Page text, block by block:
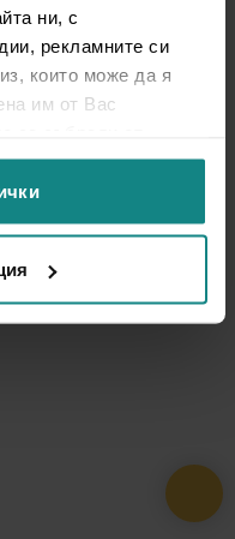
ни, с
рекламните си
които може да я
им от Вас
им.